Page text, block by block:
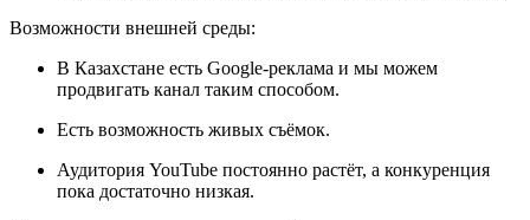
Возможности внешней среды:
В Казахстане есть Google-реклама и мы можем
продвигать канал таким способом.
Есть возможность живых съёмок.
Аудитория YouTube постоянно растёт, а конкуренция
пока достаточно низкая.